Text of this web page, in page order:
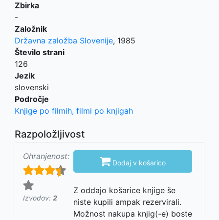
Zbirka
-
Založnik
Državna založba Slovenije, 1985
Število strani
126
Jezik
slovenski
Področje
Knjige po filmih, filmi po knjigah
Razpoložljivost
Ohranjenost:
Izvodov: 2
 Dodaj v košarico
Z oddajo košarice knjige še
niste kupili ampak rezervirali.
Možnost nakupa knjig(-e) boste